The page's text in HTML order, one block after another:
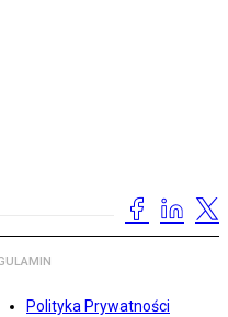
Polityka Prywatności